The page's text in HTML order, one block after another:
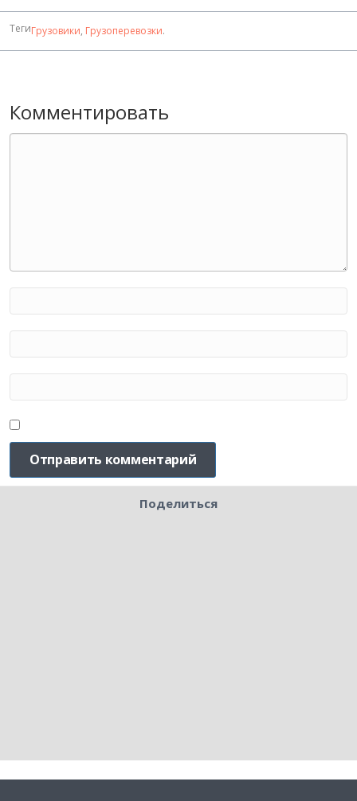
ТегиГрузовики, Грузоперевозки.
Комментировать
Поделиться